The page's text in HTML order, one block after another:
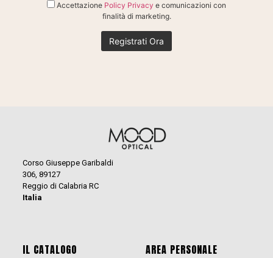
Accettazione Policy Privacy e comunicazioni con
finalità di marketing.
Corso Giuseppe Garibaldi
306, 89127
Reggio di Calabria RC
Italia
IL CATALOGO AREA PERSONALE